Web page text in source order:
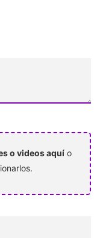
o videos aquí o